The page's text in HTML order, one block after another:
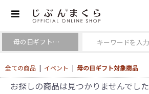
全ての商品 | イベント | 母の日ギフト対象商品
お探しの商品は見つかりませんでした